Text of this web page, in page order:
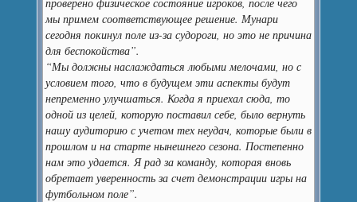
мы примем соответствующее решение. Мунари
сегодня покинул поле из-за судороги, но это не причина
для беспокойства”.
“Мы должны наслаждаться любыми мелочами, но с
условием того, что в будущем эти аспекты будут
непременно улучшаться. Когда я приехал сюда, то
одной из целей, которую поставил себе, было вернуть
нашу аудиторию с учетом тех неудач, которые были в
прошлом и на старте нынешнего сезона. Постепенно
нам это удается. Я рад за команду, которая вновь
обретает уверенность за счет демонстрации игры на
футбольном поле”.